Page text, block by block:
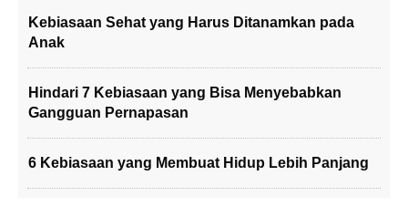
Kebiasaan Sehat yang Harus Ditanamkan pada
Anak
Hindari 7 Kebiasaan yang Bisa Menyebabkan
Gangguan Pernapasan
6 Kebiasaan yang Membuat Hidup Lebih Panjang